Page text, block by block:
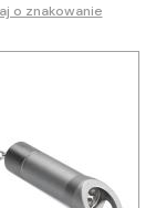
o znakowanie